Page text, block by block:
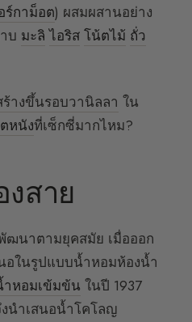
ร์กาม็อต) ผสมผสานอย่าง
บ มะลิ ไอริส โน้ตไม้ ถั่ว
ร้างขึ้นรอบวานิลลา ใน
หนังที่เซ็กซี่มากไหม?
สาย
ฒนาตามยุคสมัย เมื่อออก
อในรูปแบบน้ำหอมห้องน้ำ
ำหอมเข้มข้น ในปี 1937
งนำเสนอน้ำโคโลญ